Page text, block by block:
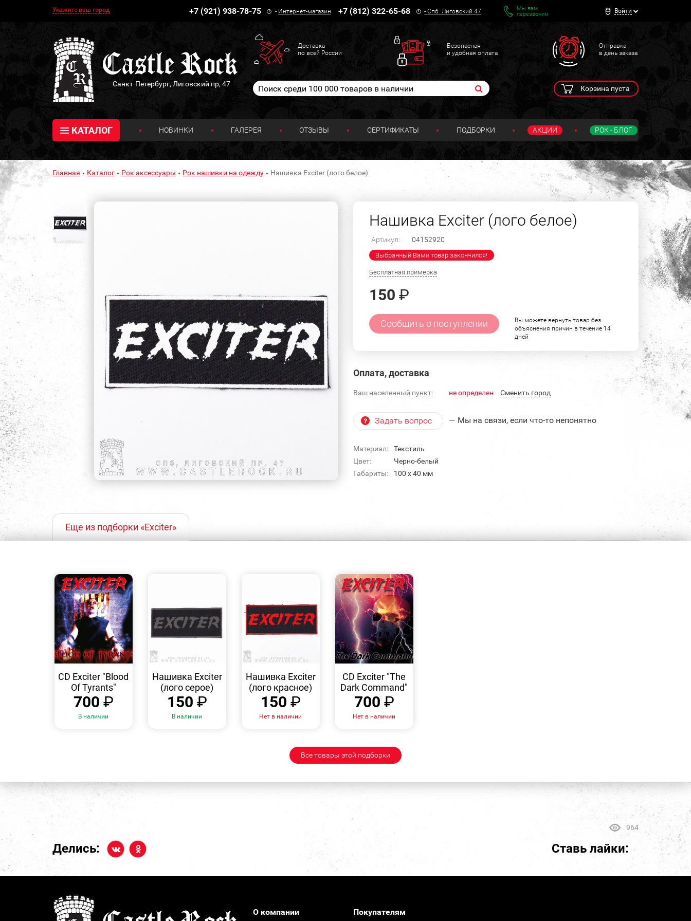
Укажите ваш город +7 (921) 938-78-75 - Интернет-магазин +7 (812) 322-65-68 -Спб. Лиговский 47
Мы вам
перезвоним
Войти
Санкт-Петербург, Лиговский пр, 47
Доставка
по всей России
Безопасная
и удобная оплата
Отправка
в день заказа
Корзина пуста
КАТАЛОГ НОВИНКИ ГАЛЕРЕЯ ОТЗЫВЫ СЕРТИФИКАТЫ ПОДБОРКИ АКЦИИ РОК - БЛОГ
Главная Каталог Рок аксессуары Рок нашивки на одежду Нашивка Exciter (лого белое)
Нашивка Exciter (лого белое)
Артикул: 04152920
Выбранный Вами товар закончился!
Бесплатная примерка
150 ₽
Сообщить о поступлении
Вы можете вернуть товар без
объяснения причин в течение 14
дней
Оплата, доставка
Ваш населенный пункт: не определен Cменить город
Задать вопрос — Мы на связи, если что-то непонятно
Материал:
Текстиль
Цвет:
Черно-белый
Габариты:
100 x 40 мм
Еще из подборки «Exciter»
ПРОСМОТР
CD Exciter "Blood
Of Tyrants"
700 ₽
В наличии
ПРОСМОТР
Нашивка Exciter
(лого серое)
150 ₽
В наличии
ПРОСМОТР
Нашивка Exciter
(лого красное)
150 ₽
Нет в наличии
ПРОСМОТР
CD Exciter "The
Dark Command"
700 ₽
Нет в наличии
Все товары этой подборки
964
Делись: Ставь лайки:
О компании Покупателям